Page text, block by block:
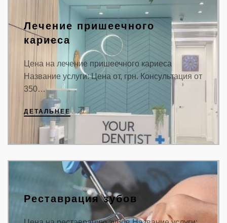
Лечение пришеечного
кариеса
Цена на лечение пришеечного кариеса
Название услуги: Цена от, грн. Консультация от
350…
ДЕТАЛЬНЕЕ
Реставрация зубов